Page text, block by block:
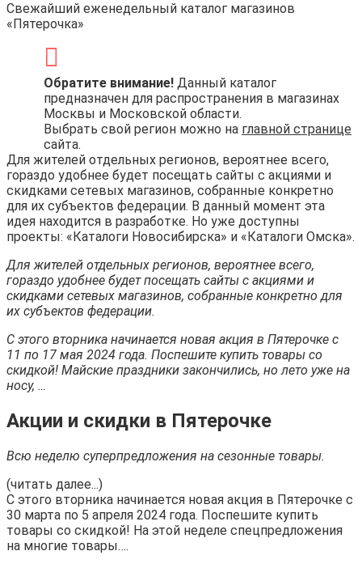
Свежайший еженедельный каталог магазинов
«Пятерочка»
Обратите внимание! Данный каталог
предназначен для распространения в магазинах
Москвы и Московской области.
Выбрать свой регион можно на главной странице
сайта.
Для жителей отдельных регионов, вероятнее всего,
гораздо удобнее будет посещать сайты с акциями и
скидками сетевых магазинов, собранные конкретно
для их субъектов федерации. В данный момент эта
идея находится в разработке. Но уже доступны
проекты: «Каталоги Новосибирска» и «Каталоги Омска».
Для жителей отдельных регионов, вероятнее всего,
гораздо удобнее будет посещать сайты с акциями и
скидками сетевых магазинов, собранные конкретно для
их субъектов федерации.
С этого вторника начинается новая акция в Пятерочке с
11 по 17 мая 2024 года. Поспешите купить товары со
скидкой! Майские праздники закончились, но лето уже на
носу, …
Акции и скидки в Пятерочке
Всю неделю суперпредложения на сезонные товары.
(читать далее...)
С этого вторника начинается новая акция в Пятерочке с
30 марта по 5 апреля 2024 года. Поспешите купить
товары со скидкой! На этой неделе спецпредложения
на многие товары….